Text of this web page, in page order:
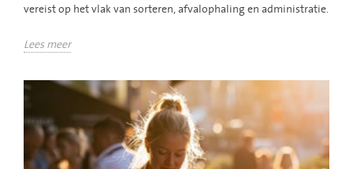
vereist op het vlak van sorteren, afvalophaling en administratie.
Lees meer